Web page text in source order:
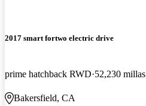
2017 smart fortwo electric drive
prime hatchback RWD 52,230 millas
Bakersfield, CA